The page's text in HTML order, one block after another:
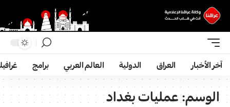
آخر الأخبار العراق الدولية العالم العربي برامج
الوسم:عمليات بغداد